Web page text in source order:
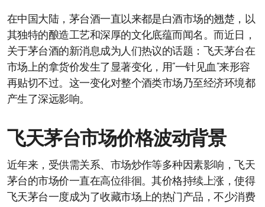
在中国大陆，茅台酒一直以来都是白酒市场的翘楚，以
其独特的酿造工艺和深厚的文化底蕴而闻名。而近日，
关于茅台酒的新消息成为人们热议的话题：飞天茅台在
市场上的拿货价发生了显著变化，用“一针见血”来形容
再贴切不过。这一变化对整个酒类市场乃至经济环境都
产生了深远影响。
飞天茅台市场价格波动背景
近年来，受供需关系、市场炒作等多种因素影响，飞天
茅台的市场价一直在高位徘徊。其价格持续上涨，使得
飞天茅台一度成为了收藏市场上的热门产品，不少消费